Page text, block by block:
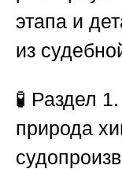
этапа и
из
🧪 Раздел
природа